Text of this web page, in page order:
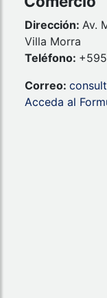
Dirección: Av.
Villa Morra
Teléfono:
Correo:
Acceda al